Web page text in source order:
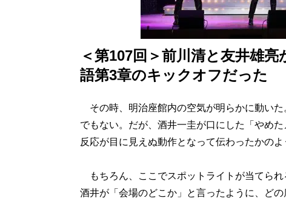
＜第107回＞前川清と友井雄
語第3章のキックオフだった
その時、明治座館内の空気が明らかに動い
でもない。だが、酒井一圭が口にした「やめ
反応が目に見えぬ動作となって伝わったかのよ
もちろん、ここでスポットライトが当てられ
酒井が「会場のどこか」と言ったように、ど